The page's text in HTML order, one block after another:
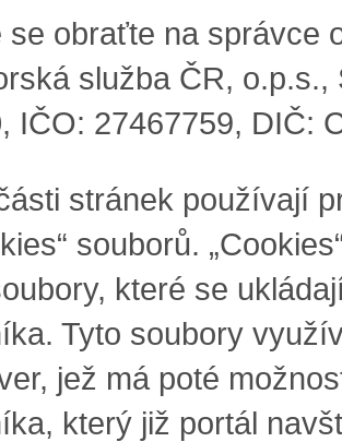
se obraťte na správce
služba ČR, o.p.s.,
, IČO: 27467759, DIČ:
stránek používají
souborů.
které se
Tyto soubory
jež má poté
který již portál